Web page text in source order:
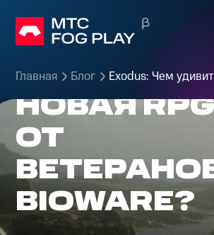
Главная Блог
EXODUS:
ЧЕМ
УДИВИТ
НОВАЯ
ОТ
BIOWARE?